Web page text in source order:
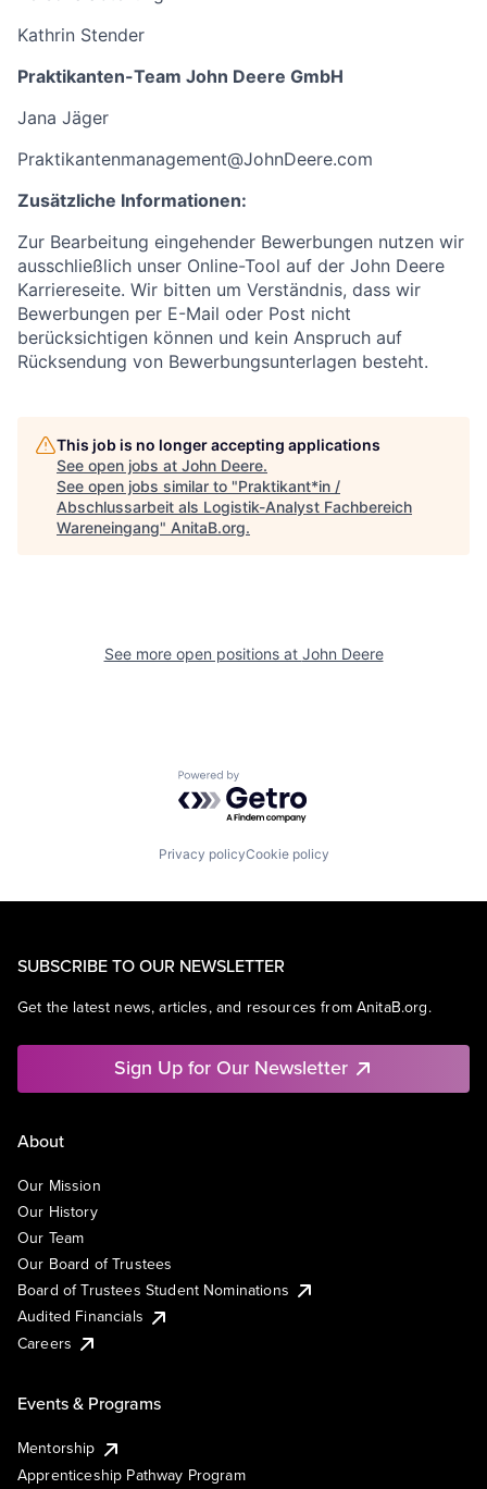
Kathrin Stender
Praktikanten-Team John Deere GmbH
Jana Jäger
Praktikantenmanagement@JohnDeere.com
Zusätzliche Informationen:
Zur Bearbeitung eingehender Bewerbungen nutzen wir
ausschließlich unser Online-Tool auf der John Deere
Karriereseite. Wir bitten um Verständnis, dass wir
Bewerbungen per E-Mail oder Post nicht
berücksichtigen können und kein Anspruch auf
Rücksendung von Bewerbungsunterlagen besteht.
This job is no longer accepting applications
See open jobs at John Deere.
See open jobs similar to "Praktikant*in /
Abschlussarbeit als Logistik-Analyst Fachbereich
Wareneingang" AnitaB.org.
See more open positions at John Deere
Powered by Getro.com
Privacy policyCookie policy
SUBSCRIBE TO OUR NEWSLETTER
Get the latest news, articles, and resources from AnitaB.org.
Sign Up for Our Newsletter
About
Our Mission
Our History
Our Team
Our Board of Trustees
Board of Trustees Student Nominations
Audited Financials
Careers
Events & Programs
Mentorship
Apprenticeship Pathway Program